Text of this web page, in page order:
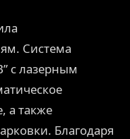
Система
с лазерным
а также
Благодаря